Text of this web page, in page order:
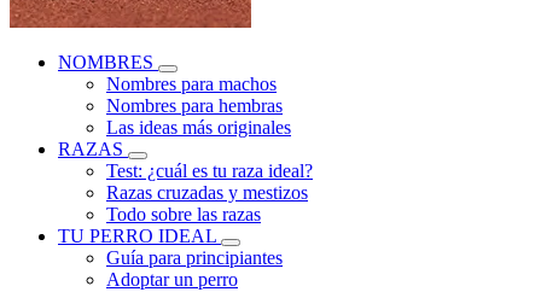
NOMBRES
Nombres para machos
Nombres para hembras
Las ideas más originales
RAZAS
Test: ¿cuál es tu raza ideal?
Razas cruzadas y mestizos
Todo sobre las razas
TU PERRO IDEAL
Guía para principiantes
Adoptar un perro